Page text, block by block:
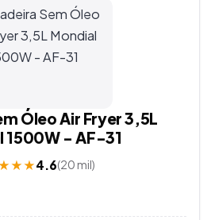
Óleo Air Fryer 3,5L
1500W - AF-31
★★4.6(20 mil)